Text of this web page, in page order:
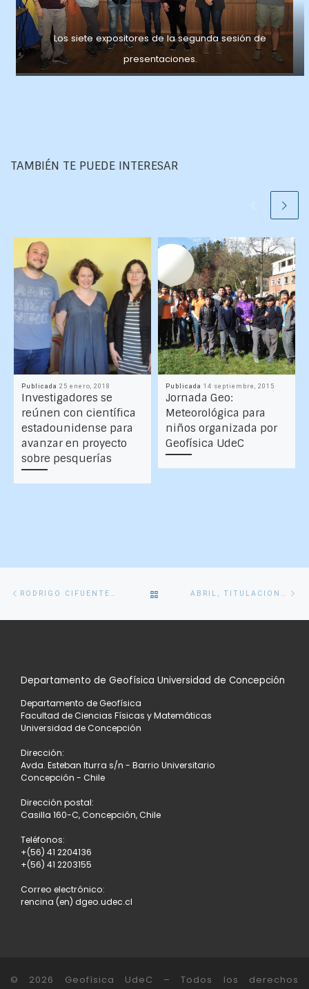
Los siete expositores de la segunda sesión de
presentaciones.
TAMBIÉN TE PUEDE INTERESAR
Publicada 25 enero, 2018
Investigadores se
reúnen con científica
estadounidense para
avanzar en proyecto
sobre pesquerías
Publicada 14 septiembre, 2015
Jornada Geo:
Meteorológica para
niños organizada por
Geofísica UdeC
de
entradas
RODRIGO CIFUENTES APRUEBA TESIS «A ESTADIO LLENO» VOLVER
A
LISTA
ABRIL, TITULACIONES MIL!
Departamento de Geofísica Universidad de Concepción
Departamento de Geofísica
Facultad de Ciencias Físicas y Matemáticas
Universidad de Concepción
Dirección:
Avda. Esteban Iturra s/n - Barrio Universitario
Concepción - Chile
Dirección postal:
Casilla 160-C, Concepción, Chile
Teléfonos:
+(56) 41 2204136
+(56) 41 2203155
Correo electrónico:
rencina (en) dgeo.udec.cl
© 2026 Geofísica UdeC – Todos los derechos